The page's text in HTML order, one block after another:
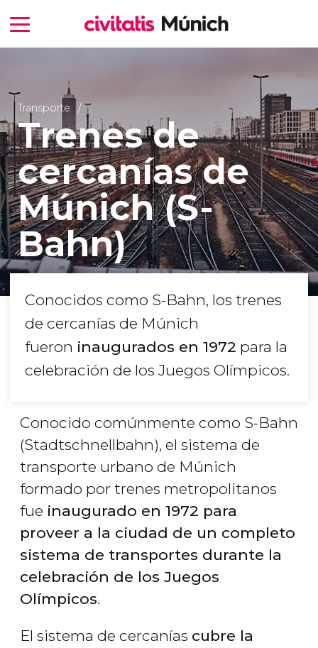
Transporte
Trenes de
cercanías de
Múnich (S-
Bahn)
Conocidos como S-Bahn, los trenes
de cercanías de Múnich
fueron inaugurados en 1972 para la
celebración de los Juegos Olímpicos.
Conocido comúnmente como S-Bahn
(Stadtschnellbahn), el sistema de
transporte urbano de Múnich
formado por trenes metropolitanos
fue inaugurado en 1972 para
proveer a la ciudad de un completo
sistema de transportes durante la
celebración de los Juegos
Olímpicos.
El sistema de cercanías cubre la